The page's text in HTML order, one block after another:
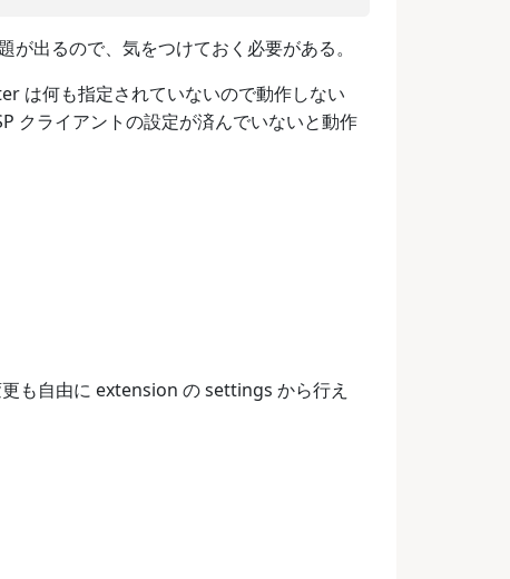
出るので、気をつけておく必要がある。
は何も指定されていないので動作しない
クライアントの設定が済んでいないと動作
も自由に extension の settings から行え